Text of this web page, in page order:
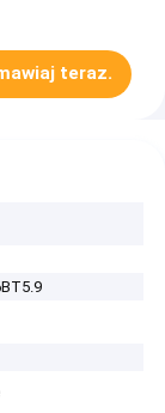
teraz.